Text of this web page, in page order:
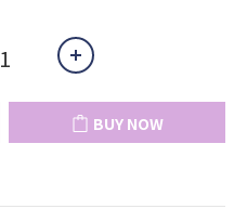
BUY NOW